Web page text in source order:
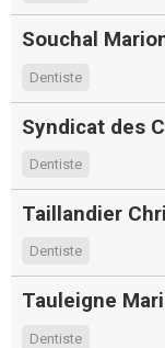
Souchal
Dentiste
Syndicat des
Dentiste
Taillandier
Dentiste
Tauleigne
Dentiste